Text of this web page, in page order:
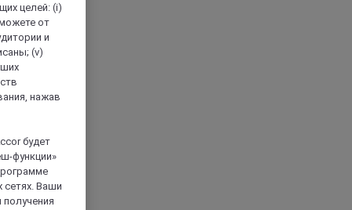
целей: (i)
от
и
(v)
нажав
будет
функции»
сетях. Ваши